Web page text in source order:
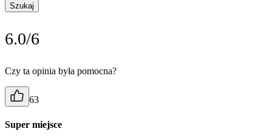
Szukaj
6.0/6
Czy ta opinia była pomocna?
63
Super miejsce